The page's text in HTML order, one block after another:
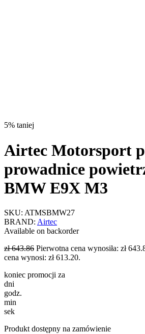
5% taniej
Airtec Motorsport
prowadnice
BMW E9X M3
SKU: ATMSBMW27
BRAND: Airtec
Available on backorder
zł643.86 Pierwotna cena wynosiła: zł
cena wynosi: zł 613.20.
koniec promocji za
dni
godz.
min
sek
Produkt dostępny na zamówienie